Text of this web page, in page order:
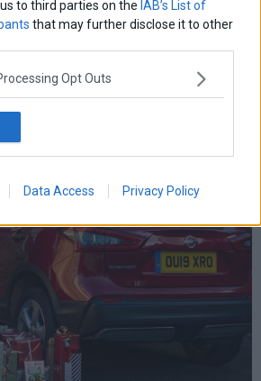
to third parties on the IAB’s List of
that may further disclose it to other
Opt Outs
Data Access Privacy Policy
– Ο Πρωθυπoυργός
Κυριάκου Μητσοτάκη με τους